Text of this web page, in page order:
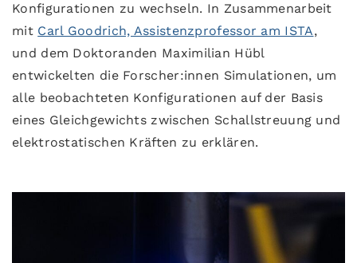
Konfigurationen zu wechseln. In Zusammenarbeit
mit Carl Goodrich, Assistenzprofessor am ISTA,
und dem Doktoranden Maximilian Hübl
entwickelten die Forscher:innen Simulationen, um
alle beobachteten Konfigurationen auf der Basis
eines Gleichgewichts zwischen Schallstreuung und
elektrostatischen Kräften zu erklären.